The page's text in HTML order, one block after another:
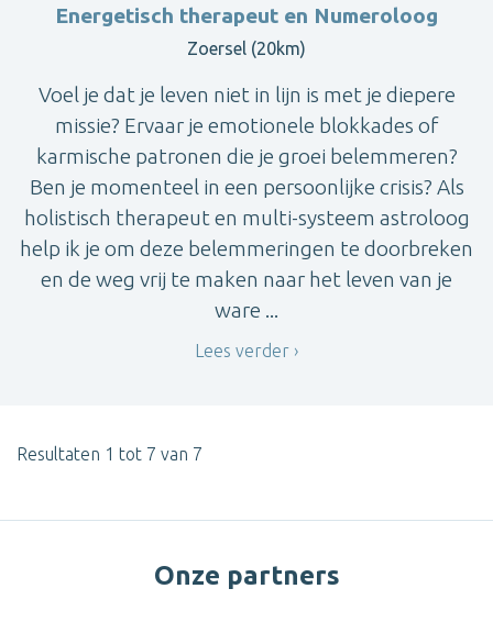
Energetisch therapeut en Numeroloog
Zoersel (20km)
Voel je dat je leven niet in lijn is met je diepere
missie? Ervaar je emotionele blokkades of
karmische patronen die je groei belemmeren?
Ben je momenteel in een persoonlijke crisis? Als
holistisch therapeut en multi-systeem astroloog
help ik je om deze belemmeringen te doorbreken
en de weg vrij te maken naar het leven van je
ware ...
Lees verder
Resultaten 1 tot 7 van 7
Onze partners